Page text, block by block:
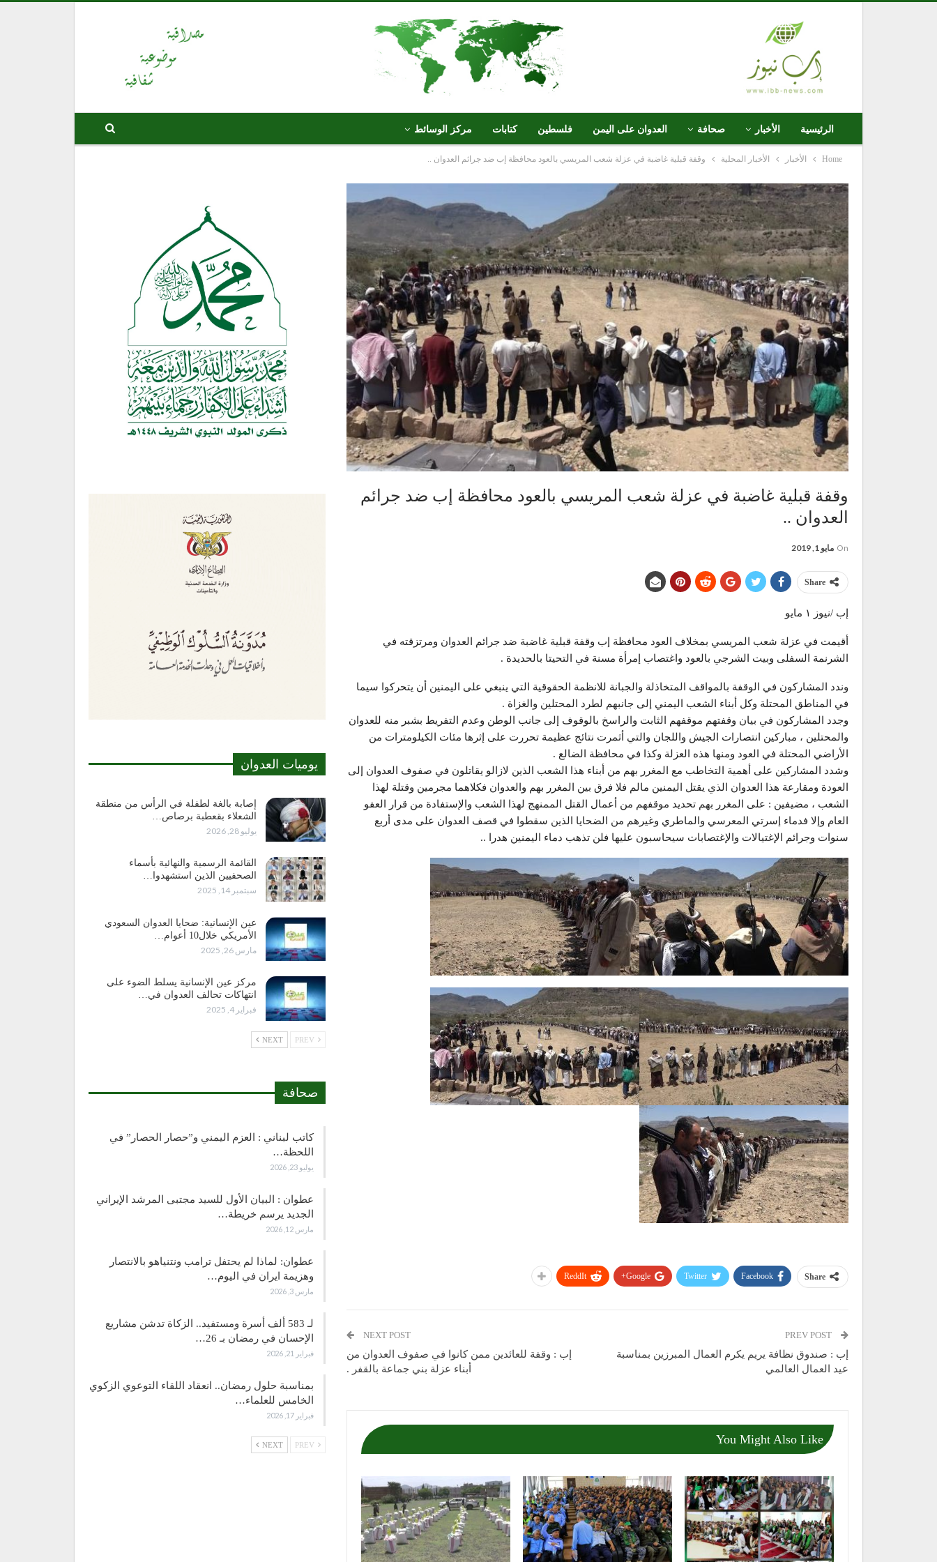
الرئيسية الأخبار صحافة العدوان على اليمن فلسطين كتابات مركز الوسائط
Home الأخبار الأخبار المحلية وقفة قبلية غاضبة في عزلة شعب المريسي بالعود محافظة إب ضد جرائم العدوان ..
وقفة قبلية غاضبة في عزلة شعب المريسي بالعود محافظة إب ضد جرائم
العدوان ..
On مايو 1, 2019
Share
إب /نيوز ١ مايو
أقيمت في عزلة شعب المريسي بمخلاف العود محافظة إب وقفة قبلية غاضبة ضد جرائم العدوان ومرتزقته في
الشرنمة السفلى وبيت الشرجي بالعود واغتصاب إمرأة مسنة في التحيتا بالحديدة .
وندد المشاركون في الوقفة بالمواقف المتخاذلة والجبانة للانظمة الحقوقية التي ينبغي على اليمنين أن يتحركوا سيما
في المناطق المحتلة وكل أبناء الشعب اليمني إلى جانبهم لطرد المحتلين والغزاة .
وجدد المشاركون في بيان وقفتهم موقفهم الثابت والراسخ بالوقوف إلى جانب الوطن وعدم التفريط بشبر منه للعدوان
والمحتلين ، مباركين انتصارات الجيش واللجان والتي أثمرت نتائج عظيمة تحررت على إثرها مئات الكيلومترات من
الأراضي المحتلة في العود ومنها هذه العزلة وكذا في محافظة الضالع .
وشدد المشاركين على أهمية التخاطب مع المغرر بهم من أبناء هذا الشعب الذين لازالو يقاتلون في صفوف العدوان إلى
العودة ومقارعة هذا العدوان الذي يقتل اليمنين مالم فلا فرق بين المغرر بهم والعدوان فكلاهما مجرمين وقتلة لهذا
الشعب ، مضيفين : على المغرر بهم تحديد موقفهم من أعمال القتل الممنهج لهذا الشعب والإستفادة من قرار العفو
العام وإلا فدماء إسرتي المعرسي والماطري وغيرهم من الضحايا الذين سقطوا في قصف العدوان على مدى أربع
سنوات وجرائم الإغتيالات والإغتصابات سيحاسبون عليها فلن تذهب دماء اليمنين هدرا ..
Share
Facebook
Twitter
Google+
ReddIt
إب : صندوق نظافة يريم يكرم العمال المبرزين بمناسبة
عيد العمال العالمي
NEXT POST
إب : وقفة للعائدين ممن كانوا في صفوف العدوان من
أبناء عزلة بني جماعة بالقفر .
You Might Also Like
يوميات العدوان
إصابة بالغة لطفلة في الرأس من منطقة
الشعلاء بقعطبة برصاص…
يوليو 28, 2026
القائمة الرسمية والنهائية بأسماء
الصحفيين الذين استشهدوا…
سبتمبر 14, 2025
عين الإنسانية: ضحايا العدوان السعودي
الأمريكي خلال10 أعوام…
مارس 26, 2025
مركز عين الإنسانية يسلط الضوء على
انتهاكات تحالف العدوان في…
فبراير 4, 2025
NEXT
صحافة
كاتب لبناني : العزم اليمني و”حصار الحصار” في
اللحظة…
يوليو 23, 2026
عطوان : البيان الأول للسيد مجتبى المرشد الإيراني
الجديد يرسم خريطة…
مارس 12, 2026
عطوان: لماذا لم يحتفل ترامب ونتنياهو بالانتصار
وهزيمة ايران في اليوم…
مارس 3, 2026
لـ 583 ألف أسرة ومستفيد.. الزكاة تدشن مشاريع
الإحسان في رمضان بـ 26…
فبراير 21, 2026
بمناسبة حلول رمضان.. انعقاد اللقاء التوعوي الزكوي
الخامس للعلماء…
فبراير 17, 2026
NEXT